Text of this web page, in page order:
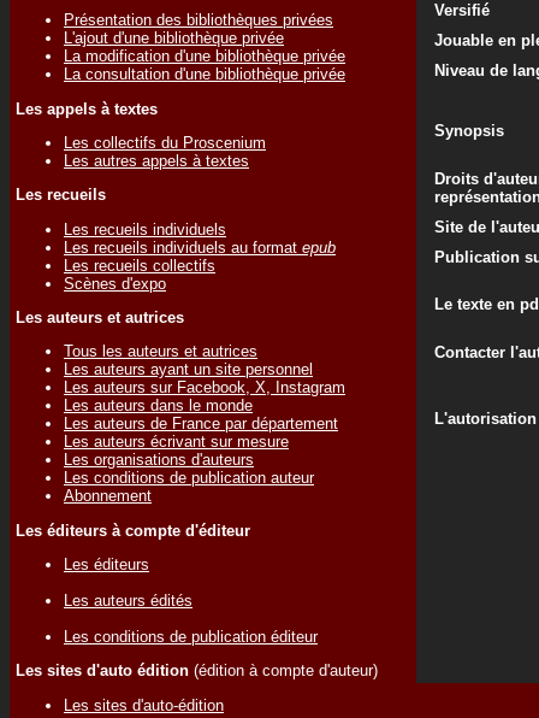
Présentation des bibliothèques privées
L'ajout d'une bibliothèque privée
La modification d'une bibliothèque privée
La consultation d'une bibliothèque privée
Les appels à textes
Les collectifs du Proscenium
Les autres appels à textes
Les recueils
Les recueils individuels
Les recueils individuels au format epub
Les recueils collectifs
Scènes d'expo
Les auteurs et autrices
Tous les auteurs et autrices
Les auteurs ayant un site personnel
Les auteurs sur Facebook, X, Instagram
Les auteurs dans le monde
Les auteurs de France par département
Les auteurs écrivant sur mesure
Les organisations d'auteurs
Les conditions de publication auteur
Abonnement
Les éditeurs à compte d'éditeur
Les éditeurs
Les auteurs édités
Les conditions de publication éditeur
Les sites d'auto édition (édition à compte d'auteur)
Les sites d'auto-édition
Versifié
Jouable en
Niveau de
Synopsis
Droits
Site de
Publication
Le texte en
Contacter
L'autorisation